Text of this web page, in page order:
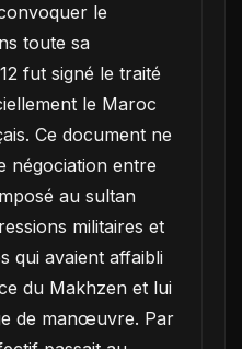
le
toute sa
fut signé le traité
le Maroc
Ce document ne
négociation entre
au sultan
militaires et
qui avaient affaibli
du Makhzen et lui
de manœuvre. Par